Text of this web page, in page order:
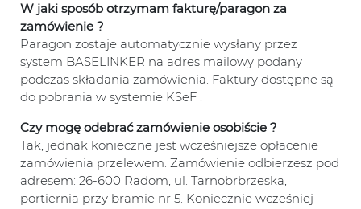
W jaki sposób otrzymam fakturę/paragon za
zamówienie ?
Paragon zostaje automatycznie wysłany przez
system BASELINKER na adres mailowy podany
podczas składania zamówienia. Faktury dostępne są
do pobrania w systemie KSeF .
Czy mogę odebrać zamówienie osobiście ?
Tak, jednak konieczne jest wcześniejsze opłacenie
zamówienia przelewem. Zamówienie odbierzesz pod
adresem: 26-600 Radom, ul. Tarnobrbrzeska,
portiernia przy bramie nr 5. Koniecznie wcześniej